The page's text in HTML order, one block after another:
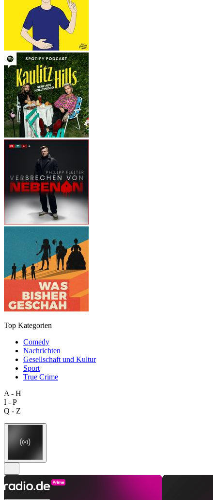
Top Kategorien
Comedy
Nachrichten
Gesellschaft und Kultur
Sport
True Crime
A - H
I - P
Q - Z